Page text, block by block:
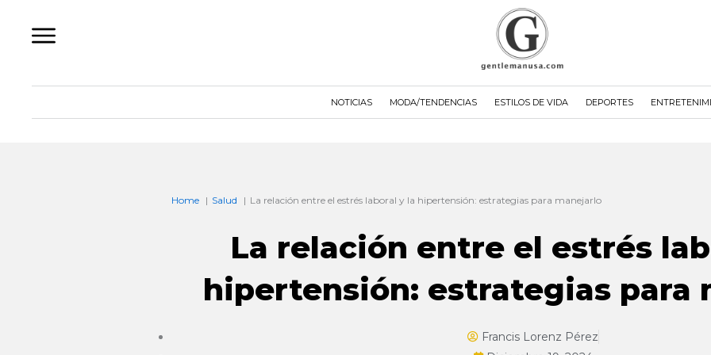
NOTICIAS MODA/TENDENCIAS ESTILOS DE VIDA DEPORTES
Home Salud La relación entre el estrés laboral y la hipertensión: estrategias para manejarlo
La relación entre el estrés
hipertensión: estrategias para
Francis Lorenz Pérez